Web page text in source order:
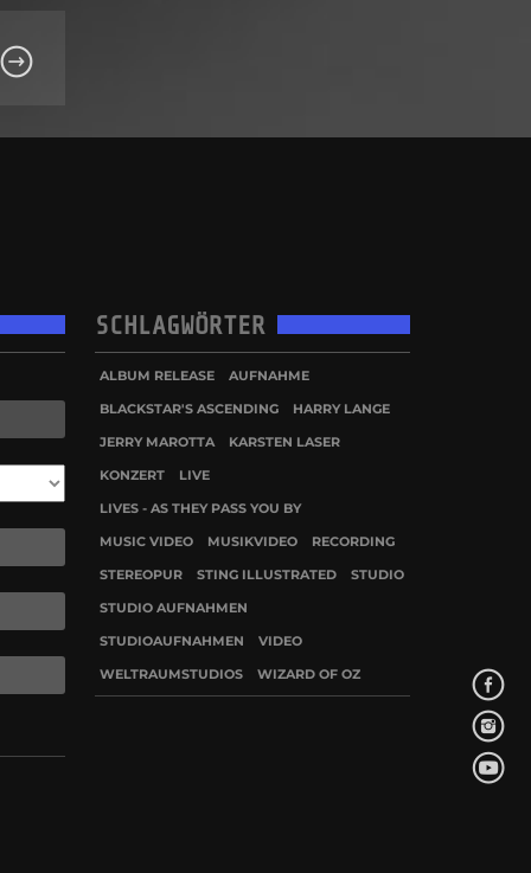
SCHLAGWÖRTER
ALBUM RELEASE
AUFNAHME
BLACKSTAR'S ASCENDING
HARRY LANGE
JERRY MAROTTA
KARSTEN LASER
KONZERT
LIVE
LIVES - AS THEY PASS YOU BY
MUSIC VIDEO
MUSIKVIDEO
RECORDING
STEREOPUR
STING ILLUSTRATED
STUDIO
STUDIO AUFNAHMEN
STUDIOAUFNAHMEN
VIDEO
WELTRAUMSTUDIOS
WIZARD OF OZ